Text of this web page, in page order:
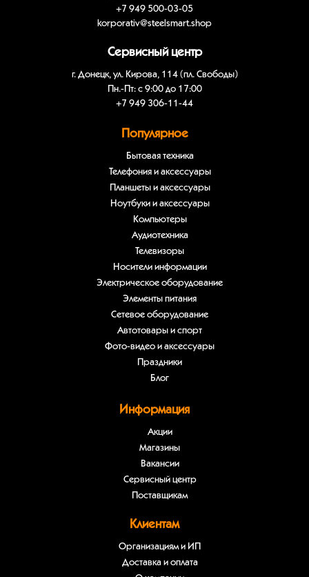
+7 949 500-03-05
korporativ@steelsmart.shop
Сервисный центр
г. Донецк, ул. Кирова, 114 (пл. Свободы)
Пн.-Пт: с 9:00 до 17:00
+7 949 306-11-44
Популярное
Бытовая техника
Телефония и аксессуары
Планшеты и аксессуары
Ноутбуки и аксессуары
Компьютеры
Аудиотехника
Телевизоры
Носители информации
Электрическое оборудование
Элементы питания
Сетевое оборудование
Автотовары и спорт
Фото-видео и аксессуары
Праздники
Блог
Информация
Акции
Магазины
Вакансии
Сервисный центр
Поставщикам
Клиентам
Организациям и ИП
Доставка и оплата